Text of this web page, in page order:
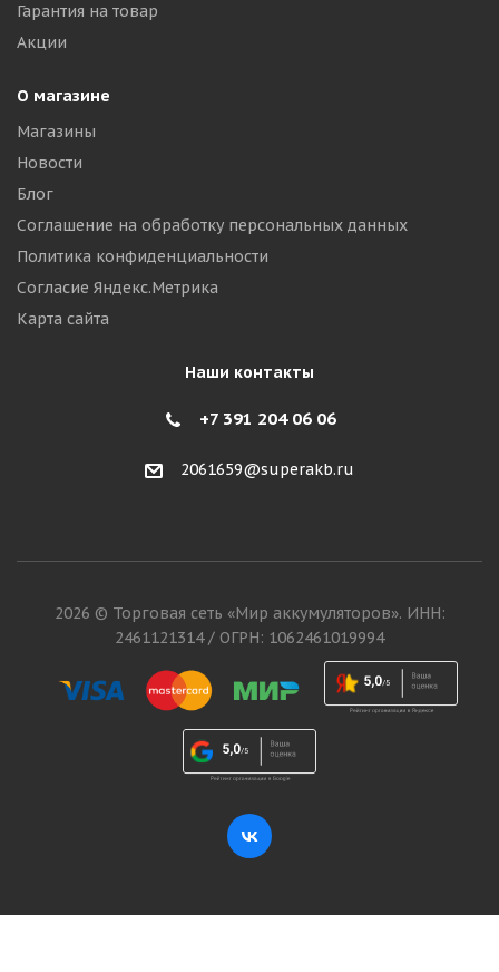
Гарантия на товар
Акции
О магазине
Магазины
Новости
Блог
Соглашение на обработку персональных данных
Политика конфиденциальности
Согласие Яндекс.Метрика
Карта сайта
Наши контакты
+7 391 204 06 06
2061659@superakb.ru
2026 © Торговая сеть «Мир аккумуляторов». ИНН:
2461121314 / ОГРН: 1062461019994